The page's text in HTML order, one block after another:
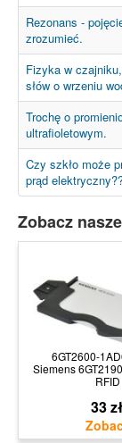
Rezonans -
zrozumieć.
Fizyka w
słów o wrzeniu
Trochę o
ultrafioletowym.
Czy szkło może
prąd
Zobacz
6GT2600-
Siemens
RFID
33